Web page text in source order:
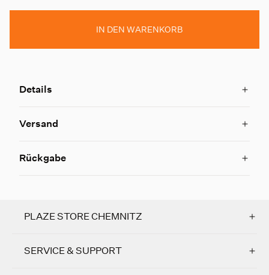
IN DEN WARENKORB
Details
Versand
Rückgabe
PLAZE STORE CHEMNITZ
SERVICE & SUPPORT